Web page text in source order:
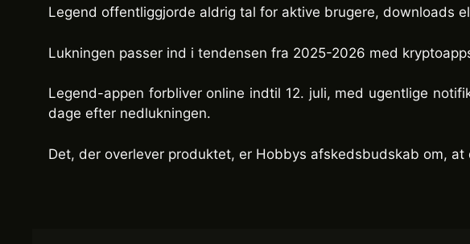
Legend offentliggjorde aldrig tal for aktive brugere, downloads
Lukningen passer ind i tendensen fra 2025-2026 med
Legend-appen forbliver online indtil 12. juli, med ugentlige
dage efter nedlukningen.
Det, der overlever produktet, er Hobbys afskedsbudskab om,